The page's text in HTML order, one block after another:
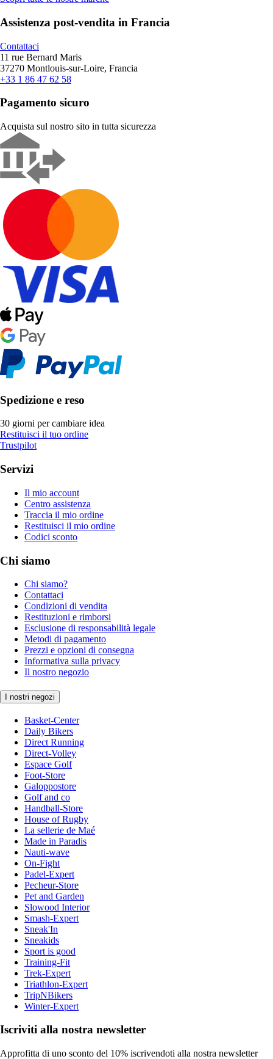
Assistenza post-vendita in Francia
Contattaci
11 rue Bernard Maris
37270 Montlouis-sur-Loire, Francia
+33 1 86 47 62 58
Pagamento sicuro
Acquista sul nostro sito in tutta sicurezza
Spedizione e reso
30 giorni per cambiare idea
Restituisci il tuo ordine
Trustpilot
Servizi
Il mio account
Centro assistenza
Traccia il mio ordine
Restituisci il mio ordine
Codici sconto
Chi siamo
Chi siamo?
Contattaci
Condizioni di vendita
Restituzioni e rimborsi
Esclusione di responsabilità legale
Metodi di pagamento
Prezzi e opzioni di consegna
Informativa sulla privacy
Il nostro negozio
I nostri negozi
Basket-Center
Daily Bikers
Direct Running
Direct-Volley
Espace Golf
Foot-Store
Galoppostore
Golf and co
Handball-Store
House of Rugby
La sellerie de Maé
Made in Paradis
Nauti-wave
On-Fight
Padel-Expert
Pecheur-Store
Pet and Garden
Slowood Interior
Smash-Expert
Sneak'In
Sneakids
Sport is good
Training-Fit
Trek-Expert
Triathlon-Expert
TripNBikers
Winter-Expert
Iscriviti alla nostra newsletter
Approfitta di uno sconto del 10% iscrivendoti alla nostra newsletter